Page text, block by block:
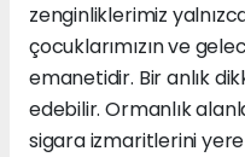
zenginliklerimiz
çocuklarımızın ve
emanetidir. Bir anlık
edebilir. Ormanlık
sigara izmaritlerini